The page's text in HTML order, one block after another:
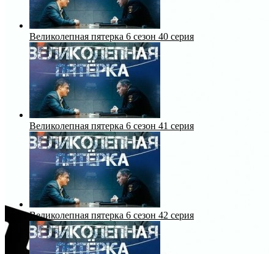
Великолепная пятерка 6 сезон 40 серия
Великолепная пятерка 6 сезон 41 серия
Великолепная пятерка 6 сезон 42 серия